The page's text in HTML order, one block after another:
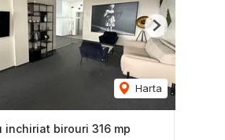
Harta
Next
inchiriat birouri 316 mp